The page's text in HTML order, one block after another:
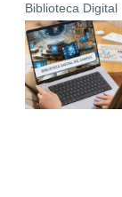
Biblioteca Digital